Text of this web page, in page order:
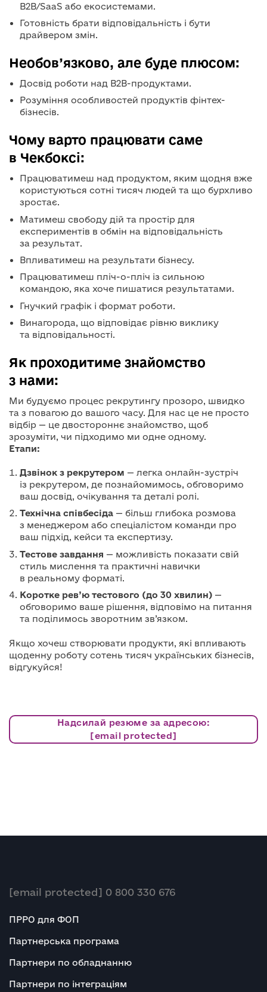
B2B/SaaS або екосистемами.
Готовність брати відповідальність і бути
драйвером змін.
Необов’язково, але буде плюсом:
Досвід роботи над B2B-продуктами.
Розуміння особливостей продуктів фінтех-
бізнесів.
Чому варто працювати саме
в Чекбоксі:
Працюватимеш над продуктом, яким щодня вже
користуються сотні тисяч людей та що бурхливо
зростає.
Матимеш свободу дій та простір для
експериментів в обмін на відповідальність
за результат.
Впливатимеш на результати бізнесу.
Працюватимеш пліч-о-пліч із сильною
командою, яка хоче пишатися результатами.
Гнучкий графік і формат роботи.
Винагорода, що відповідає рівню виклику
та відповідальності.
Як проходитиме знайомство
з нами:
Ми будуємо процес рекрутингу прозоро, швидко
та з повагою до вашого часу. Для нас це не просто
відбір — це двостороннє знайомство, щоб
зрозуміти, чи підходимо ми одне одному.
Етапи:
Дзвінок з рекрутером — легка онлайн-зустріч
із рекрутером, де познайомимось, обговоримо
ваш досвід, очікування та деталі ролі.
Технічна співбесіда — більш глибока розмова
з менеджером або спеціалістом команди про
ваш підхід, кейси та експертизу.
Тестове завдання — можливість показати свій
стиль мислення та практичні навички
в реальному форматі.
Коротке рев’ю тестового (до 30 хвилин) —
обговоримо ваше рішення, відповімо на питання
та поділимось зворотним зв’язком.
Якщо хочеш створювати продукти, які впливають
щоденну роботу сотень тисяч українських бізнесів,
відгукуйся!
Надсилай резюме за адресою:
[email protected]
[email protected] 0 800 330 676
ПРРО для ФОП
Партнерська програма
Партнери по обладнанню
Партнери по інтеграціям